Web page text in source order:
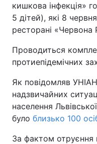
кишкова інфекція»
5 дітей), які 8
ресторані «Червона
Проводиться
протиепідемічних
Як повідомляв
надзвичайних
населення
було близько 100
За фактом отруєння